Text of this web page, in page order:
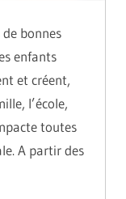
bonnes
enfants
et créent,
l’école,
toutes
A partir des